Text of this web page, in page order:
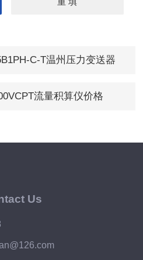
C-T温州压力变送器
流量积算仪价格
Us